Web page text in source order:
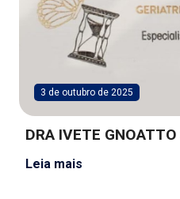
3 de outubro de 2025
DRA IVETE GNOATTO
Leia mais